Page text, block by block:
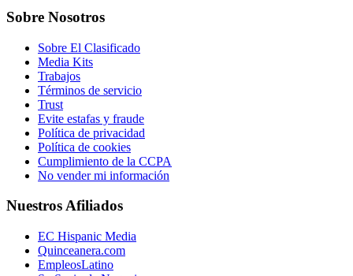
Sobre Nosotros
Sobre El Clasificado
Media Kits
Trabajos
Términos de servicio
Trust
Evite estafas y fraude
Política de privacidad
Política de cookies
Cumplimiento de la CCPA
No vender mi información
Nuestros Afiliados
EC Hispanic Media
Quinceanera.com
EmpleosLatino